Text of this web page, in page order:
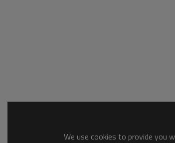
We use cookies to provide you